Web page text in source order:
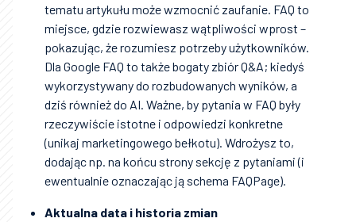
tematu artykułu może wzmocnić zaufanie. FAQ to
miejsce, gdzie rozwiewasz wątpliwości wprost –
pokazując, że rozumiesz potrzeby użytkowników.
Dla Google FAQ to także bogaty zbiór Q&A; kiedyś
wykorzystywany do rozbudowanych wyników, a
dziś również do AI. Ważne, by pytania w FAQ były
rzeczywiście istotne i odpowiedzi konkretne
(unikaj marketingowego bełkotu). Wdrożysz to,
dodając np. na końcu strony sekcję z pytaniami (i
ewentualnie oznaczając ją schema FAQPage).
Aktualna data i historia zmian